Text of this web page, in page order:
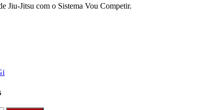
Jiu-Jitsu com o Sistema Vou Competir.